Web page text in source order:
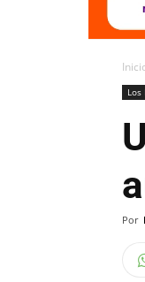
Los
Por